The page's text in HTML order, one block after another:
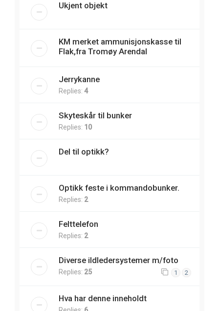
Ukjent objekt
KM merket ammunisjonskasse til
Flak,fra Tromøy Arendal
Jerrykanne
Replies: 4
Skyteskår til bunker
Replies: 10
Del til optikk?
Optikk feste i kommandobunker.
Replies: 2
Felttelefon
Replies: 2
Diverse ildledersystemer m/foto
Replies: 25 1 2
Hva har denne inneholdt